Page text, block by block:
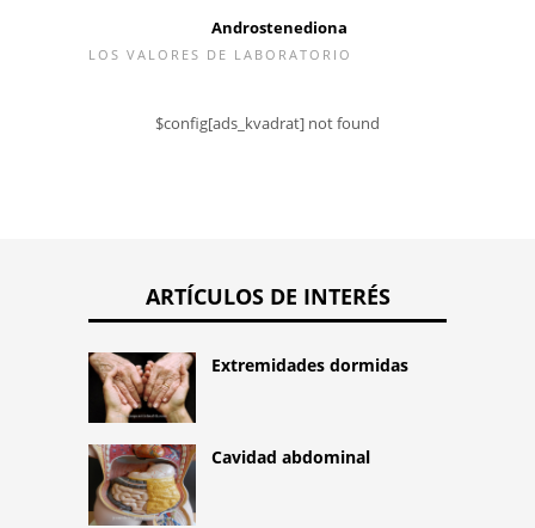
Androstenediona
LOS VALORES DE LABORATORIO
$config[ads_kvadrat] not found
ARTÍCULOS DE INTERÉS
Extremidades dormidas
Cavidad abdominal